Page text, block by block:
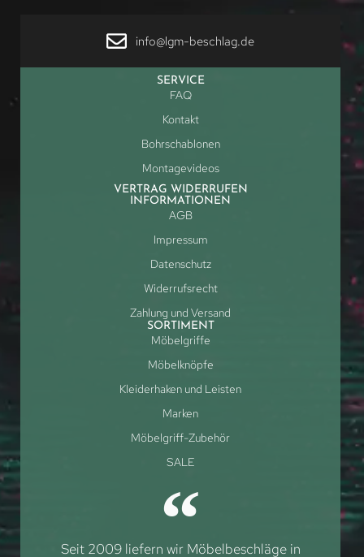
info@lgm-beschlag.de
SERVICE
FAQ
Kontakt
Bohrschablonen
Montagevideos
VERTRAG WIDERRUFEN
INFORMATIONEN
AGB
Impressum
Datenschutz
Widerrufsrecht
Zahlung und Versand
SORTIMENT
Möbelgriffe
Möbelknöpfe
Kleiderhaken und Leisten
Marken
Möbelgriff-Zubehör
SALE
Seit 2009 liefern wir Möbelbeschläge in